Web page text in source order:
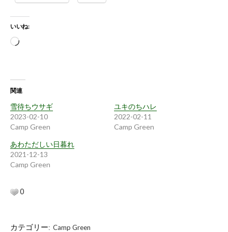
いいね:
読
関連
雪待ちウサギ
2023-02-10
Camp Green
ユキのちハレ
2022-02-11
Camp Green
あわただしい日暮れ
2021-12-13
Camp Green
0
カテゴリー: Camp Green